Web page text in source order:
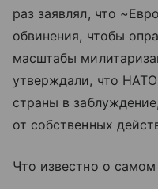
раз заявлял, что
обвинения, чтобы
масштабы
утверждали, что
страны в
от собственных
Что известно о